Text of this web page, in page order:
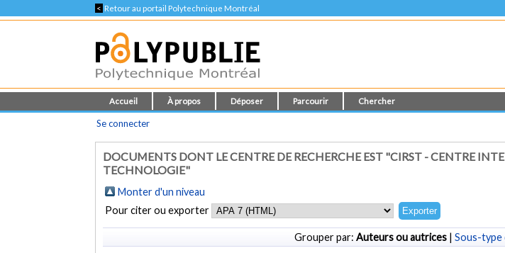
< Retour au portail Polytechnique Montréal
Accueil À propos Déposer Parcourir Chercher
Se connecter
DOCUMENTS DONT LE CENTRE DE RECHERCHE EST "CIRST - CENTRE
TECHNOLOGIE"
Monter d'un niveau
Pour citer ou exporter
Grouper par: Auteurs ou autrices| Sous-type